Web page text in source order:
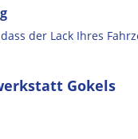
der Lack Ihres
Gokels